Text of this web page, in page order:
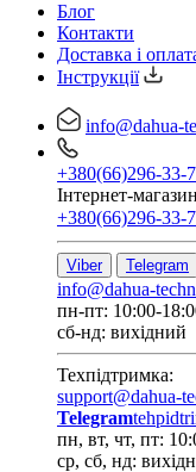
Блог
Контакти
Доставка і
Інструкції
info@dahua-
+380(66)296-33-
Інтернет-
+380(66)296-33-
Viber Telegram
info@dahua-
пн-пт: 10:00-
сб-нд: вихідний
Техпідтримка:
support@dahua-
Telegram
пн, вт, чт, пт:
ср, сб, нд: